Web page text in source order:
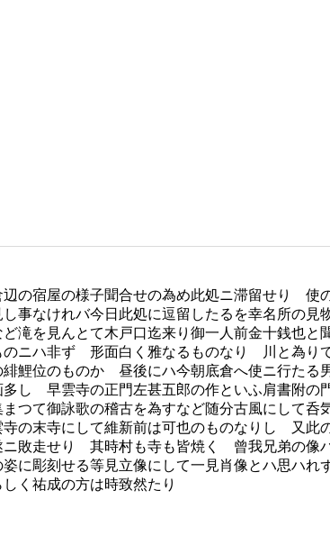
屋の様子聞合せの為め此処ニ滞留せり 使の
事なけれバ今日此処に逗留したるを幸名所の
を見んとて木戸口迄来り御一人前金十銭也
ニハ非ず 形面白く雅なるものなり 川と為り
緋鯉位のものか 昼後にハ今朝底倉へ使ニ行た
し 早雲寺の正門左甚五郎の作といふ肩書附
つて御詠歌の稽古を為すなど随分古風にして
末寺にして維新前は可也のものなりし 又此
ニ敗走せり 其時村も寺も皆焼く 曾我兄弟の
に彫刻せる等見立像にして一見肖像とハ思
く祐成の方は時致然たり